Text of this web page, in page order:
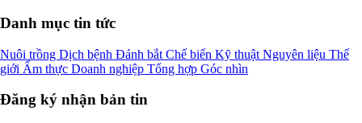
Danh mục tin tức
Nuôi trồng Dịch bệnh Đánh bắt Chế biến Kỹ thuật Nguyên liệu Thế
giới Ẩm thực Doanh nghiệp Tổng hợp Góc nhìn
Đăng ký nhận bản tin